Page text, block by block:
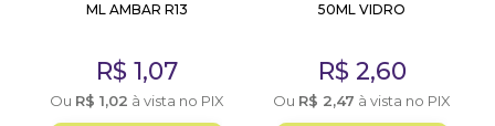
ML AMBAR R13
R$ 1,07
Ou R$ 1,02 à vista no PIX
50ML VIDRO
R$ 2,60
Ou R$ 2,47 à vista no PIX